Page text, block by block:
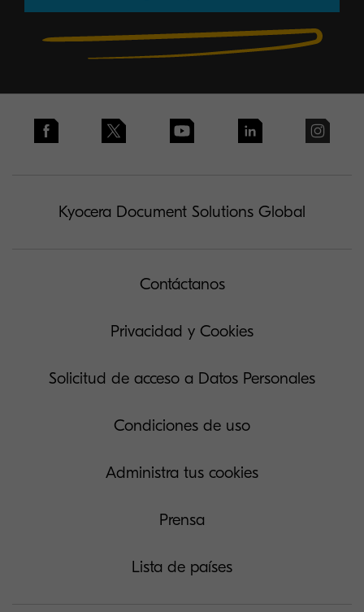
Kyocera Document Solutions Global
Contáctanos
Privacidad y Cookies
Solicitud de acceso a Datos Personales
Condiciones de uso
Administra tus cookies
Prensa
Lista de países